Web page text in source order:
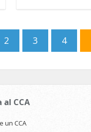
2 3 4
al CCA
un CCA